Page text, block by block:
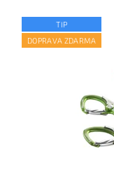
TIP
DOPRAVA ZDARMA